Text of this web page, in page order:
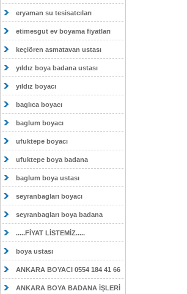
eryaman su tesisatcıları
etimesgut ev boyama fiyatları
keçiören asmatavan ustası
yıldız boya badana ustası
yıldız boyacı
baglıca boyacı
baglum boyacı
ufuktepe boyacı
ufuktepe boya badana
baglum boya ustası
seyranbagları boyacı
seyranbagları boya badana
.....FİYAT LİSTEMİZ.....
boya ustası
ANKARA BOYACI 0554 184 41 66
ANKARA BOYA BADANA İŞLERİ